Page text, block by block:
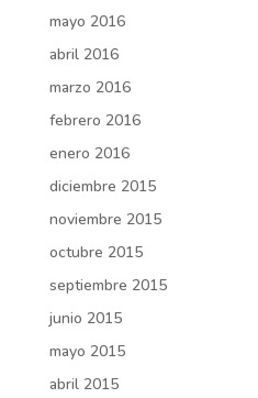
mayo 2016
abril 2016
marzo 2016
febrero 2016
enero 2016
diciembre 2015
noviembre 2015
octubre 2015
septiembre 2015
junio 2015
mayo 2015
abril 2015